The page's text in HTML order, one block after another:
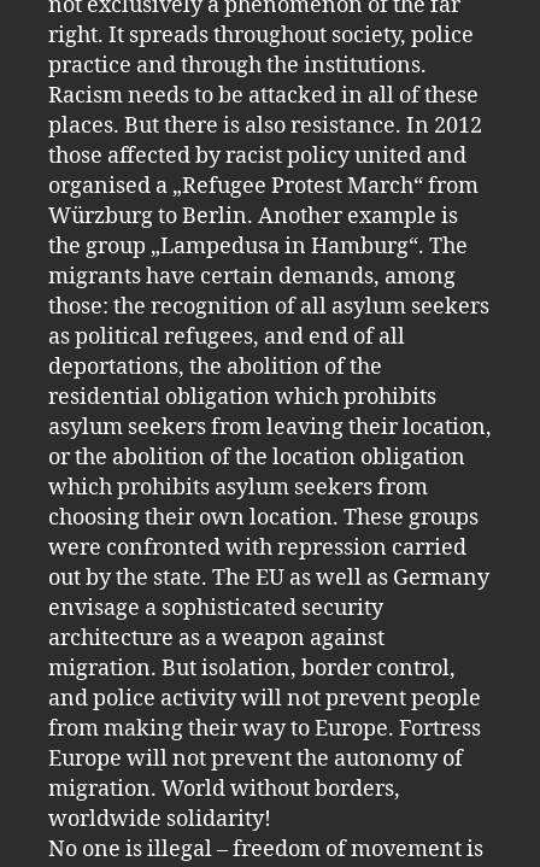
right. It spreads throughout society, police
practice and through the institutions.
Racism needs to be attacked in all of these
places. But there is also resistance. In 2012
those affected by racist policy united and
organised a „Refugee Protest March“ from
Würzburg to Berlin. Another example is
the group „Lampedusa in Hamburg“. The
migrants have certain demands, among
those: the recognition of all asylum seekers
as political refugees, and end of all
deportations, the abolition of the
residential obligation which prohibits
asylum seekers from leaving their location,
or the abolition of the location obligation
which prohibits asylum seekers from
choosing their own location. These groups
were confronted with repression carried
out by the state. The EU as well as Germany
envisage a sophisticated security
architecture as a weapon against
migration. But isolation, border control,
and police activity will not prevent people
from making their way to Europe. Fortress
Europe will not prevent the autonomy of
migration. World without borders,
worldwide solidarity!
No one is illegal – freedom of movement is